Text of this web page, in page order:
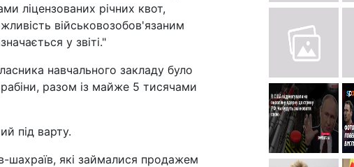
ліцензованих річних квот,
військовозобов'язаним
у звіті."
навчального закладу було
разом із майже 5 тисячами
під варту.
шахраїв, які займалися продажем